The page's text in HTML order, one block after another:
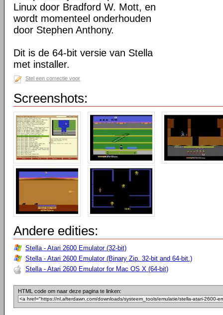
Linux door Bradford W. Mott, en
wordt momenteel onderhouden
door Stephen Anthony.
Dit is de 64-bit versie van Stella
met installer.
Stel een correctie voor
Screenshots:
Andere edities:
Stella - Atari 2600 Emulator (32-bit)
Stella - Atari 2600 Emulator (Binary Zip. 32-bit and 64-bit.)
Stella - Atari 2600 Emulator for Mac OS X (64-bit)
HTML code om naar deze pagina te linken: